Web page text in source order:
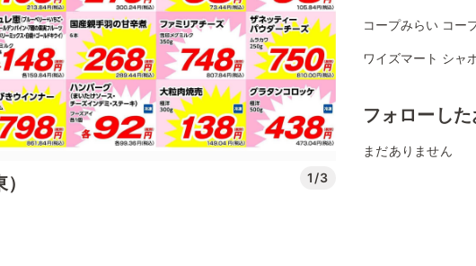
1/3
コープみらい コー
ワイズマート シャ
フォローし
まだありません